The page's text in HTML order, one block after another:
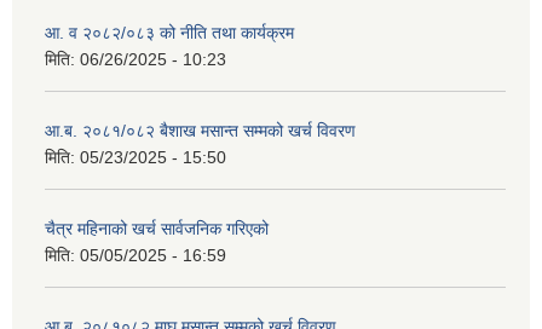
आ. व २०८२/०८३ को नीति तथा कार्यक्रम
मिति: 06/26/2025 - 10:23
आ.ब. २०८१/०८२ बैशाख मसान्त सम्मको खर्च विवरण
मिति: 05/23/2025 - 15:50
चैत्र महिनाको खर्च सार्वजनिक गरिएको
मिति: 05/05/2025 - 16:59